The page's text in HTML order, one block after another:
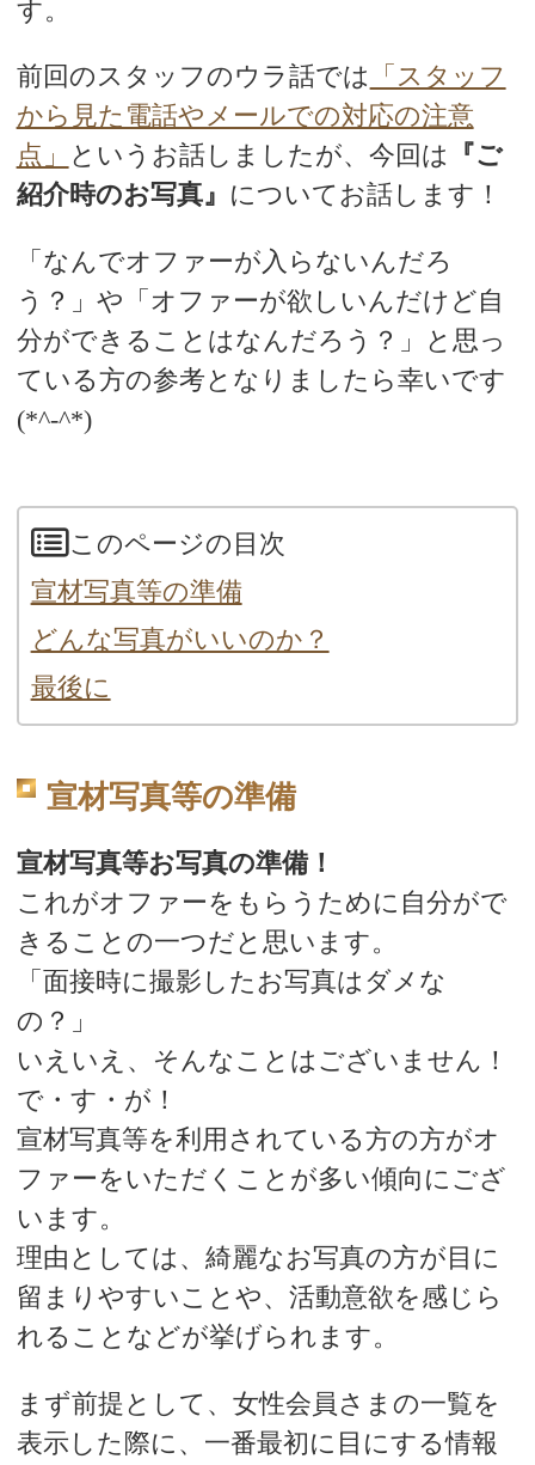
す。
前回のスタッフのウラ話では
「スタッフ
から見た電話やメールでの対応の注意
点」
というお話しましたが、今回は
『ご
紹介時のお写真』 についてお話します！
「なんでオファーが入らないんだろ
う？」や「オファーが欲しいんだけど自
分ができることはなんだろう？」と思っ
ている方の参考となりましたら幸いです
(*^-^*)
このページの目次
宣材写真等の準備
どんな写真がいいのか？
最後に
宣材写真等の準備
宣材写真等お写真の準備！
これがオファーをもらうために自分がで
きることの一つだと思います。
「面接時に撮影したお写真はダメな
の？」
いえいえ、そんなことはございません！
で・す・が！
宣材写真等を利用されている方の方がオ
ファーをいただくことが多い傾向にござ
います。
理由としては、綺麗なお写真の方が目に
留まりやすいことや、活動意欲を感じら
れることなどが挙げられます。
まず前提として、女性会員さまの一覧を
表示した際に、一番最初に目にする情報